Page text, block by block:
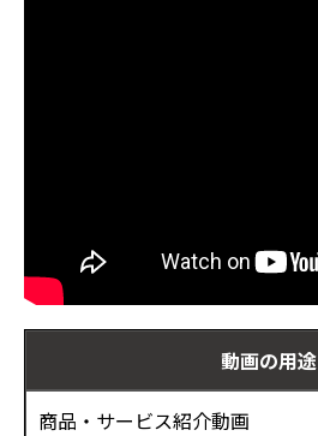
動画の用途
商品・サービス紹介動画